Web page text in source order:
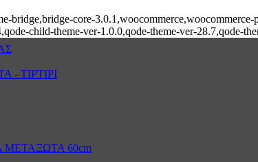
- ΤΙΡΤΙΡΙ
60cm
bridge,bridge-core-
child-theme-ver-1.0.0,qode-theme-ver-28.7,qode-